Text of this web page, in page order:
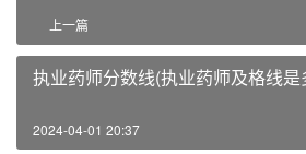
上一篇
执业药师分数线(执业药师及格线是
2024-04-01 20:37